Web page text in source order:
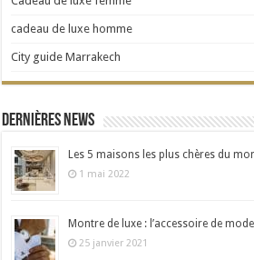
cadeau de luxe homme
City guide Marrakech
Dernières news
Les 5 maisons les plus chères du
1 mai 2022
Montre de luxe : l’accessoire de
25 janvier 2021